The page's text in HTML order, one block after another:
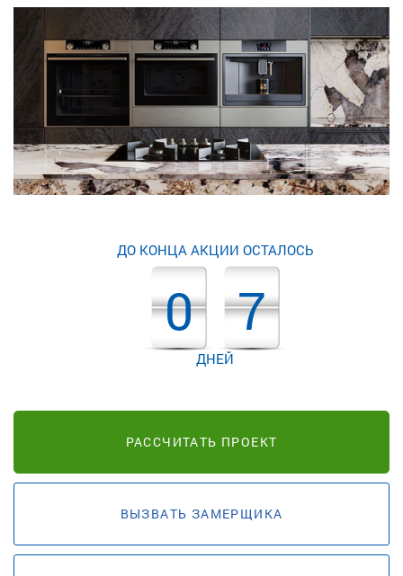
ДО КОНЦА АКЦИИ ОСТАЛОСЬ
0 7
ДНЕЙ
РАССЧИТАТЬ ПРОЕКТ
ВЫЗВАТЬ ЗАМЕРЩИКА